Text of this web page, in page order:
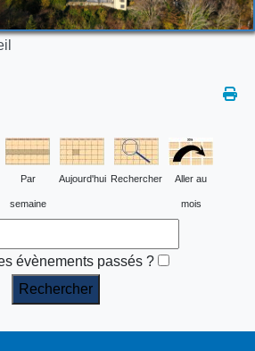
Par
semaine
Aujourd'hui Rechercher Aller au
mois
évènements passés ?